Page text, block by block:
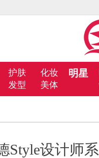
护肤
化妆
发型
美体
明星
Style设计师